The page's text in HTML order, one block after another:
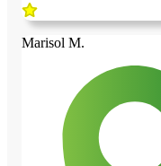
Marisol M.